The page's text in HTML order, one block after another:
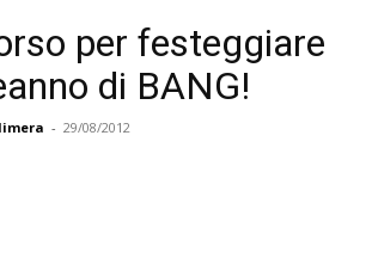
per festeggiare
di BANG!
- 29/08/2012